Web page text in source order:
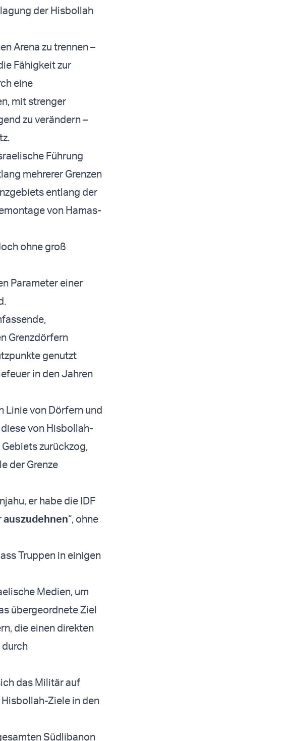
der Hisbollah
Arena zu trennen –
Fähigkeit zur
eine
mit strenger
zu verändern –
Führung
mehrerer Grenzen
entlang der
von Hamas-
ohne groß
Parameter einer
Grenzdörfern
genutzt
in den Jahren
Linie von Dörfern und
von Hisbollah-
zurückzog,
der Grenze
er habe die IDF
auszudehnen“, ohne
Truppen in einigen
Medien, um
übergeordnete Ziel
die einen direkten
das Militär auf
Ziele in den
Südlibanon